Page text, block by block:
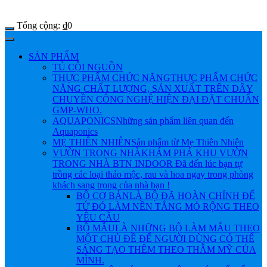
Tổng cộng: ₫0
SẢN PHẨM
TỦ CỘI NGUỒN
THỰC PHẨM CHỨC NĂNGTHỰC PHẨM CHỨC
NĂNG CHẤT LƯỢNG, SẢN XUẤT TRÊN DÂY
CHUYỀN CÔNG NGHỆ HIỆN ĐẠI ĐẶT CHUẨN
GMP-WHO.
AQUAPONICSNhững sản phẩm liên quan đến
Aquaponics
MẸ THIÊN NHIÊNSản phẩm từ Mẹ Thiên Nhiên
VƯỜN TRONG NHÀKHÁM PHÁ KHU VƯỜN
TRONG NHÀ BTN INDOOR Đã đến lúc bạn tự
trồng các loại thảo mộc, rau và hoa ngay trong phòng
khách sang trọng của nhà bạn !
BỘ CƠ BẢNLÀ BỘ ĐÃ HOÀN CHỈNH ĐỂ
TỪ ĐÓ LÀM NỀN TẲNG MỎ RỘNG THEO
YÊU CẦU
BỘ MẪULÀ NHỮNG BỘ LÀM MẪU THEO
MỘT CHỦ ĐỀ ĐỂ NGƯỜI DÙNG CÓ THỂ
SÁNG TẠO THÊM THEO THẪM MỸ CỦA
MÌNH.